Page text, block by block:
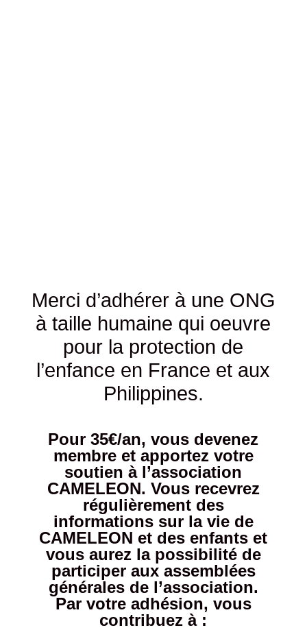
Merci d’adhérer à une ONG
à taille humaine qui oeuvre
pour la protection de
l’enfance en France et aux
Philippines.
Pour 35€/an, vous devenez
membre et apportez votre
soutien à l’association
CAMELEON. Vous recevrez
régulièrement des
informations sur la vie de
CAMELEON et des enfants et
vous aurez la possibilité de
participer aux assemblées
générales de l’association.
Par votre adhésion, vous
contribuez à :